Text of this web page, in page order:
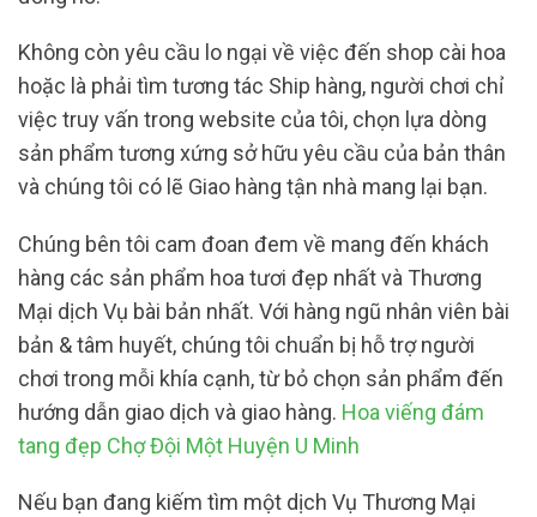
Không còn yêu cầu lo ngại về việc đến shop cài hoa
hoặc là phải tìm tương tác Ship hàng, người chơi chỉ
việc truy vấn trong website của tôi, chọn lựa dòng
sản phẩm tương xứng sở hữu yêu cầu của bản thân
và chúng tôi có lẽ Giao hàng tận nhà mang lại bạn.
Chúng bên tôi cam đoan đem về mang đến khách
hàng các sản phẩm hoa tươi đẹp nhất và Thương
Mại dịch Vụ bài bản nhất. Với hàng ngũ nhân viên bài
bản & tâm huyết, chúng tôi chuẩn bị hỗ trợ người
chơi trong mỗi khía cạnh, từ bỏ chọn sản phẩm đến
hướng dẫn giao dịch và giao hàng. Hoa viếng đám
tang đẹp Chợ Đội Một Huyện U Minh
Nếu bạn đang kiếm tìm một dịch Vụ Thương Mại